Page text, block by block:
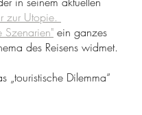
zur Utopie.
Szenarien" ein ganzes
des Reisens widmet.
„touristische Dilemma“